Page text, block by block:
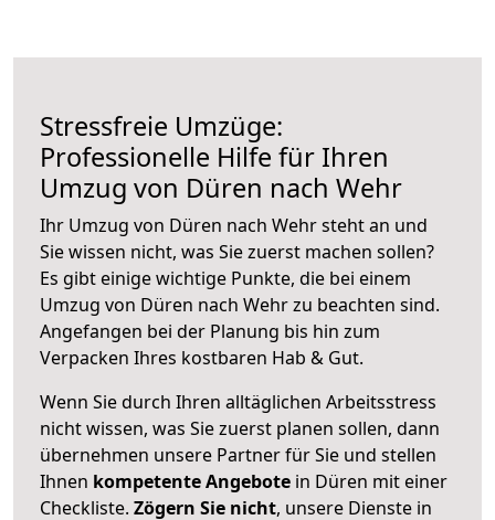
Stressfreie Umzüge:
Professionelle Hilfe für Ihren
Umzug von Düren nach Wehr
Ihr Umzug von Düren nach Wehr steht an und
Sie wissen nicht, was Sie zuerst machen sollen?
Es gibt einige wichtige Punkte, die bei einem
Umzug von Düren nach Wehr zu beachten sind.
Angefangen bei der Planung bis hin zum
Verpacken Ihres kostbaren Hab & Gut.
Wenn Sie durch Ihren alltäglichen Arbeitsstress
nicht wissen, was Sie zuerst planen sollen, dann
übernehmen unsere Partner für Sie und stellen
Ihnen kompetente Angebote in Düren mit einer
Checkliste. Zögern Sie nicht, unsere Dienste in